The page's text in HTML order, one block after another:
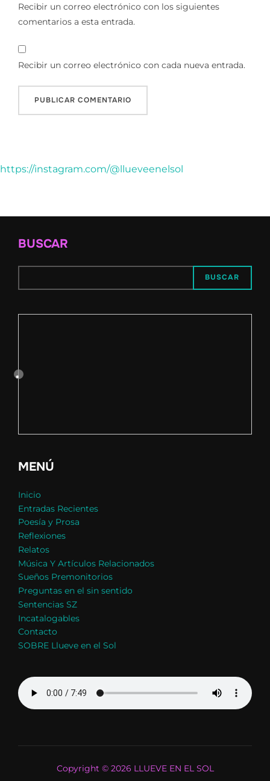
Recibir un correo electrónico con los siguientes
comentarios a esta entrada.
Recibir un correo electrónico con cada nueva entrada.
https://instagram.com/@llueveenelsol
BUSCAR
BUSCAR
MENÚ
Inicio
Entradas Recientes
Poesía y Prosa
Reflexiones
Relatos
Música Y Artículos Relacionados
Sueños Premonitorios
Preguntas en el sin sentido
Sentencias SZ
Incatalogables
Contacto
SOBRE Llueve en el Sol
Copyright © 2026 LLUEVE EN EL SOL